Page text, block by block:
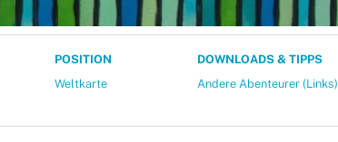
POSITION
Weltkarte
DOWNLOADS & TIPPS
Andere Abenteurer (Links)